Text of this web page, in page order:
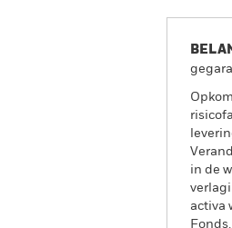
in de
activa